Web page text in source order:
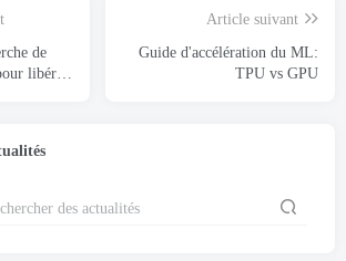
de
libérer
Article suivant
Guide d'accélération du ML:
TPU vs GPU
des actualités